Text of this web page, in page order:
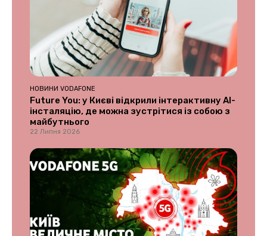
НОВИНИ VODAFONE
Future You: у Києві відкрили інтерактивну AI-
інсталяцію, де можна зустрітися із собою з
майбутнього
22 Липня 2026